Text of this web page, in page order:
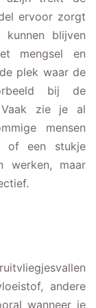
ervoor zorgt
blijven
mengsel en
plek waar de
bij de
Vaak zie je al
mensen
of een stukje
werken, maar
andere
wanneer je